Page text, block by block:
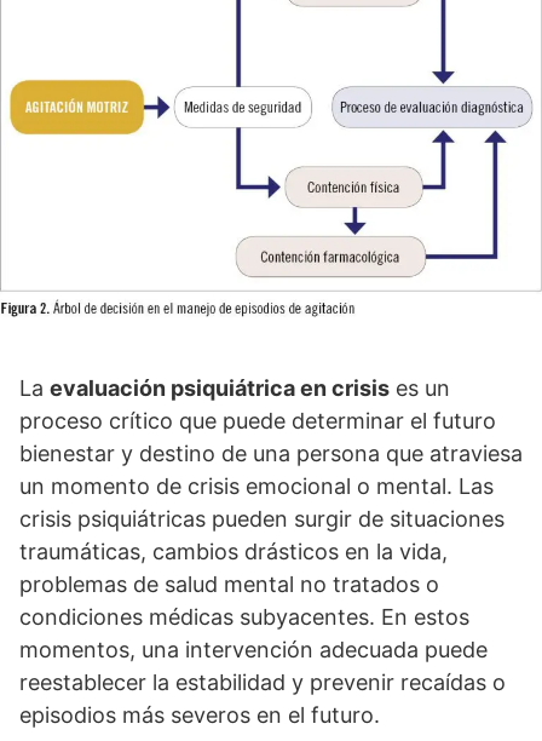
La evaluación psiquiátrica en crisis es un
proceso crí­tico que puede determinar el futuro
bienestar y destino de una persona que atraviesa
un momento de crisis emocional o mental. Las
crisis psiquiátricas pueden surgir de situaciones
traumáticas, cambios drásticos en la vida,
problemas de salud mental no tratados o
condiciones médicas subyacentes. En estos
momentos, una intervención adecuada puede
reestablecer la estabilidad y prevenir recaí­das o
episodios más severos en el futuro.